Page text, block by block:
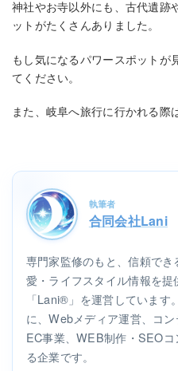
神社やお寺以外にも、古代遺跡
ットがたくさんありました。
もし気になるパワースポットが
てください。
また、岐阜へ旅行に行かれる際
執筆者
合同会社Lani
専門家監修のもと、信頼で
愛・ライフスタイル情報を
「Lani®」を運営していま
に、Webメディア運営、コン
EC事業、WEB制作・SEO
る企業です。